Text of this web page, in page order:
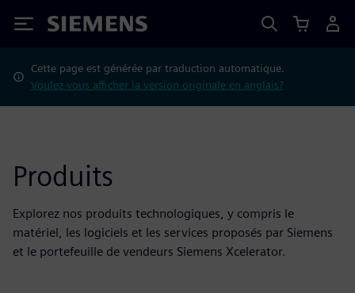
Siemens
Cette page est générée par traduction automatique.
Voulez-vous afficher la version originale en anglais?
Produits
Explorez nos produits technologiques, y compris le
matériel, les logiciels et les services proposés par Siemens
et le portefeuille de vendeurs Siemens Xcelerator.